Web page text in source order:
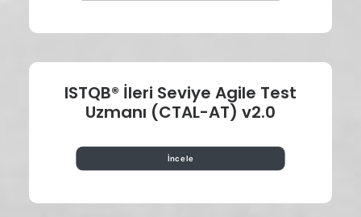
ISTQB® İleri Seviye Agile Test
Uzmanı (CTAL-AT) v2.0
İncele